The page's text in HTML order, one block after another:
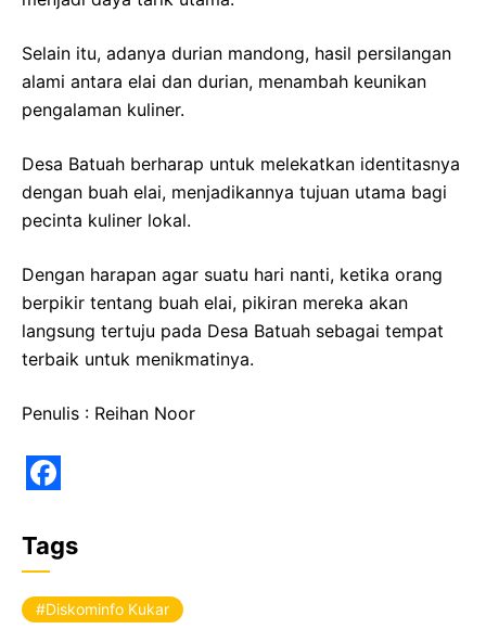
Selain itu, adanya durian mandong, hasil persilangan
alami antara elai dan durian, menambah keunikan
pengalaman kuliner.
Desa Batuah berharap untuk melekatkan identitasnya
dengan buah elai, menjadikannya tujuan utama bagi
pecinta kuliner lokal.
Dengan harapan agar suatu hari nanti, ketika orang
berpikir tentang buah elai, pikiran mereka akan
langsung tertuju pada Desa Batuah sebagai tempat
terbaik untuk menikmatinya.
Penulis : Reihan Noor
a
c
e
Tags
Diskominfo Kukar